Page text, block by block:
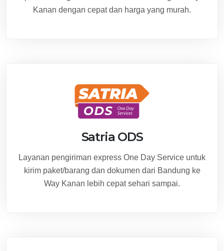
Kanan dengan cepat dan harga yang murah.
Satria ODS
Layanan pengiriman express One Day Service untuk
kirim paket/barang dan dokumen dari Bandung ke
Way Kanan lebih cepat sehari sampai.